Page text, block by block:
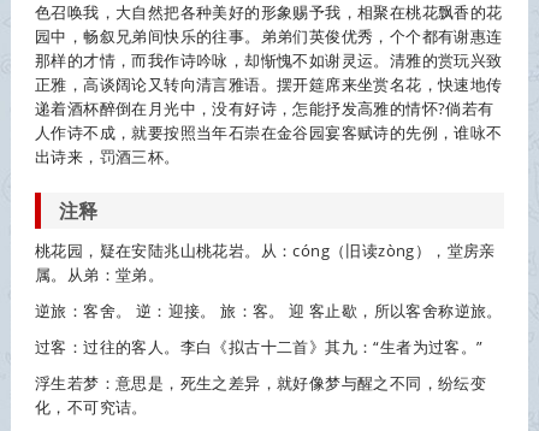
色召唤我，大自然把各种美好的形象赐予我，相聚在桃花飘香的花
园中，畅叙兄弟间快乐的往事。弟弟们英俊优秀，个个都有谢惠连
那样的才情，而我作诗吟咏，却惭愧不如谢灵运。清雅的赏玩兴致
正雅，高谈阔论又转向清言雅语。摆开筵席来坐赏名花，快速地传
递着酒杯醉倒在月光中，没有好诗，怎能抒发高雅的情怀?倘若有
人作诗不成，就要按照当年石崇在金谷园宴客赋诗的先例，谁咏不
出诗来，罚酒三杯。
注释
桃花园，疑在安陆兆山桃花岩。从：cóng（旧读zòng），堂房亲
属。从弟：堂弟。
逆旅：客舍。 逆：迎接。 旅：客。 迎 客止歇，所以客舍称逆旅。
过客：过往的客人。李白《拟古十二首》其九：“生者为过客。”
浮生若梦：意思是，死生之差异，就好像梦与醒之不同，纷纭变
化，不可究诘。